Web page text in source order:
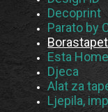
Decoprint
Parato by
Esta Home
Djeca
Alat za
Ljepila,